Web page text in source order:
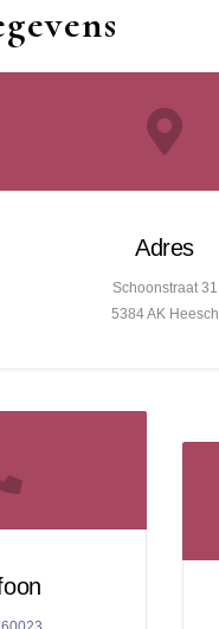
Adres
Schoonstraat 31
5384 AK Heesch